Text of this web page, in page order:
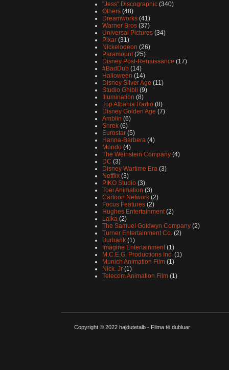
"Jess" Discographic (340)
Others (48)
Dreamworks (41)
Warner Bros (37)
Universal Pictures (34)
Pixar (31)
Nickelodeon (26)
Paramount (25)
Disney Post-Renaissance (17)
#BadDub (14)
Halloween (14)
Disney Silver Age (11)
Studio Ghibli (9)
Illumination (8)
Top Albania Radio (8)
Disney Golden Age (7)
Amblin (6)
Shrek (6)
Eurostar (5)
Hanna-Barbera (4)
Mondo (4)
The Weinstein Company (4)
DC (3)
Disney Wartime Era (3)
Netflix (3)
PIKO Studio (3)
Toei Animation (3)
Cartoon Network (2)
Focus Features (2)
Hughes Entertainment (2)
Laika (2)
The Samuel Goldwyn Company (2)
Turner Entertainment Co. (2)
Burbank (1)
Imagine Entertainment (1)
M.C.E.G. Productions Inc. (1)
Munich Animation Film (1)
Nick. Jr (1)
Telecom Animation Film (1)
Copyright © 2022 hajdutetalb - Filma të dubluar